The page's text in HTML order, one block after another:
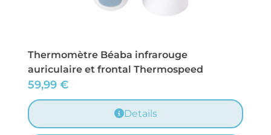
Thermomètre Béaba infrarouge
auriculaire et frontal Thermospeed
59,99 €
Details